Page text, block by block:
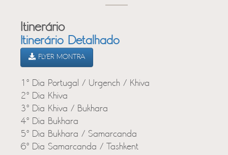
Itinerário
Itinerário Detalhado
FLYER MONTRA
1º Dia Portugal / Urgench / Khiva
2º Dia Khiva
3º Dia Khiva / Bukhara
4º Dia Bukhara
5º Dia Bukhara / Samarcanda
6º Dia Samarcanda / Tashkent